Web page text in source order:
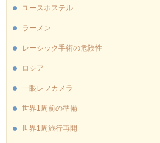
ユースホステル
ラーメン
レーシック手術の危険性
ロシア
一眼レフカメラ
世界1周前の準備
世界1周旅行再開